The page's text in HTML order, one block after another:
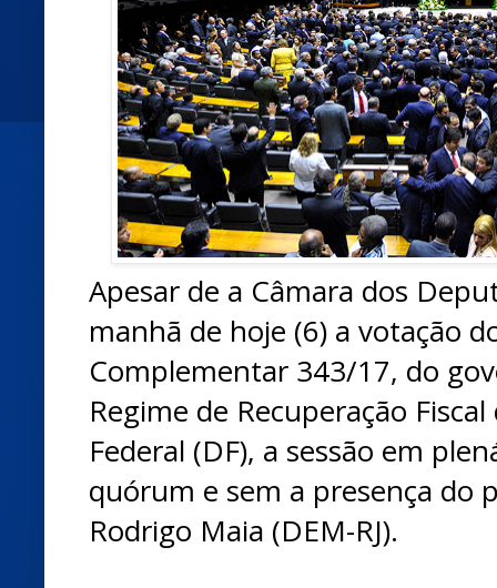
Apesar de a Câmara dos
manhã de hoje (6) a votação
Complementar 343/17, do
Regime de Recuperação
Federal (DF), a sessão em
quórum e sem a presença do
Rodrigo Maia (DEM-RJ).